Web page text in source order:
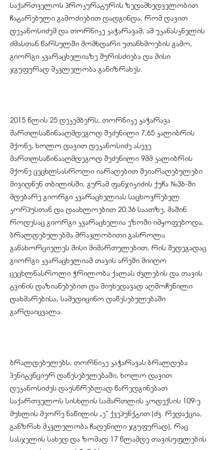
საქართველოს პროკურატურის ზედამხედველობით
ჩატარებული გამოძიებით დადგინდა, რომ დავით
დეკანოსიძემ და თორნიკე კაჭარავამ, ამ უკანასკნელის
ძმასთან წარსულში მომხდარი უთანხმოების გამო,
გიორგი კვარაცხელიაზე შურისძიება და მისი
ჯგუფურად მკვლელობა განიზრახეს.
2015 წლის 25 დეკემბერს, თორნიკე კაჭარავა
მართლსაწინააღმდეგოდ შეძენილი 7,65 კალიბრის
მქონე, ხოლო დავით დეკანოსიძე ასევე
მართლსაწინააღმდეგოდ შეძენილი 9მმ კალიბრის
მქონე ცეცხლსასროლი იარაღებით შეიარაღებულები
მივიდნენ თბილისში, გურამ ფანჯიკიძის ქუჩა №3ბ-ში
მდებარე გიორგი კვარაცხელიას საცხოვრებელ
კორპუსთან და დაახლოებით 20:36 საათზე, მაშინ
როდესაც გიორგი კვარაცხელია ეზოში იმყოფებოდა,
ბრალდებულებმა მრავლობითი გასროლა
განახორციელეს მისი მიმართულებით, რის შედეგადაც
გიორგი კვარაცხელიამ თავის არეში მიიღო
ცეცხლნასროლი ჭრილობა ქალას ძვლების და თავის
ტვინის დაზიანებებით და მიუხედავად აღმოჩენილი
დახმარებისა, სამედიცინო დაწესებულებაში
გარდაიცვალა.
ბრალდებულებს, თორნიკე კაჭარავას ბრალდება
პენიტენციურ დაწესებულებაში, ხოლო დავით
დეკანოსიძეს დაუსწრებლად წარედგინებათ
საქართველოს სისხლის სამართლის კოდექსის 109-ე
მუხლის მეორე ნაწილის „ე“ ქვეპუნქტით (ძვ. რედაქცია,
განზრახ მკვლელობა ჩადენილი ჯგუფურად), რაც
სასჯელის სახედ და ზომად 17 წლამდე თავისუფლების